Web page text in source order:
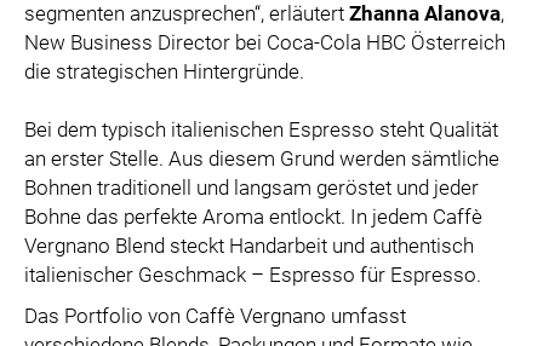
segmenten anzusprechen“, erläutert Zhanna Alanova,
New Business Director bei Coca-Cola HBC Österreich
die strategischen Hintergründe.
Bei dem typisch italienischen Espresso steht Qualität
an erster Stelle. Aus diesem Grund werden sämtliche
Bohnen traditionell und langsam geröstet und jeder
Bohne das perfekte Aroma entlockt. In jedem Caffè
Vergnano Blend steckt Handarbeit und authentisch
italienischer Geschmack – Espresso für Espresso.
Das Portfolio von Caffè Vergnano umfasst